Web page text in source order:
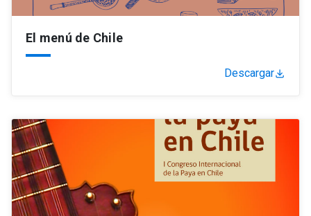
El menú de Chile
Descargar